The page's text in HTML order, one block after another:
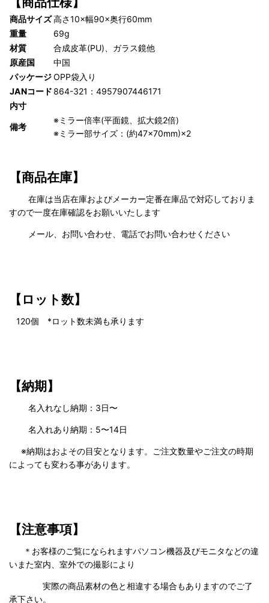
商品サイズ高さ10×幅90×奥行60mm
重量
69g
材質
合成皮革(PU)、ガラス鏡他
原産国
中国
パッケージOPP袋入り
JANコード864-321：4957907446171
内寸
備考
※ミラー倍率(平面鏡、拡大鏡2倍)
※ミラー部サイズ：(約47×70mm)×2
【商品在庫】
在庫は当店在庫およびメーカー定番在庫品で対応しておりま
すので一度在庫確認をお願いいたします
メール、お問い合わせ、電話でお問い合わせください
【ロット数】
120個 *ロット数未満も承ります
【納期】
名入れなし納期：3日〜
名入れあり納期：5〜14日
※納期はおよその目安となります。ご注文数量やご注文の時期
によっても変わる事があります。
【注意事項】
＊お客様のご覧になられますパソコン機器及びモニタなどの違
いまた室内、室外での撮影により
実際の商品素材の色と相違する場合もありますのでご了
承下さい。